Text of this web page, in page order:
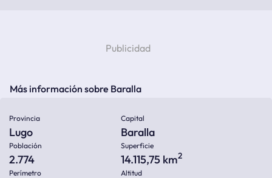
Más información sobre Baralla
Provincia
Lugo
Capital
Baralla
Población
2.774
Superficie
14.115,75 km2
Perímetro Altitud